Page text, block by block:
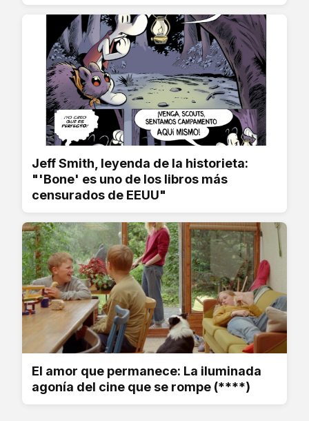
Jeff Smith, leyenda de la historieta:
"'Bone' es uno de los libros más
censurados de EEUU"
El amor que permanece: La iluminada
agonía del cine que se rompe (****)